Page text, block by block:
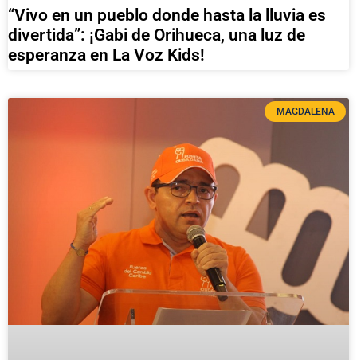
“Vivo en un pueblo donde hasta la lluvia es
divertida”: ¡Gabi de Orihueca, una luz de
esperanza en La Voz Kids!
MAGDALENA